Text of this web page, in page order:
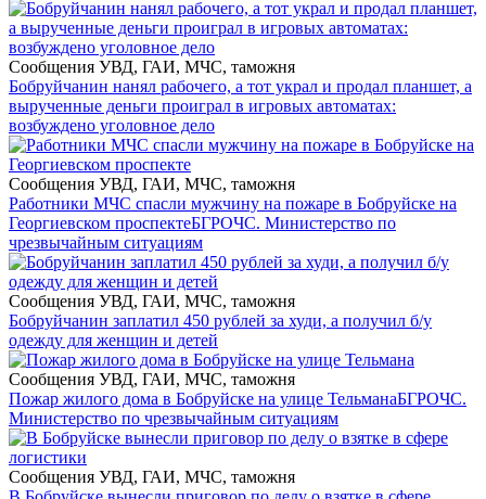
Сообщения УВД, ГАИ, МЧС, таможня
Бобруйчанин нанял рабочего, а тот украл и продал планшет, а
вырученные деньги проиграл в игровых автоматах:
возбуждено уголовное дело
Сообщения УВД, ГАИ, МЧС, таможня
Работники МЧС спасли мужчину на пожаре в Бобруйске на
Георгиевском проспектеБГРОЧС. Министерство по
чрезвычайным ситуациям
Сообщения УВД, ГАИ, МЧС, таможня
Бобруйчанин заплатил 450 рублей за худи, а получил б/у
одежду для женщин и детей
Сообщения УВД, ГАИ, МЧС, таможня
Пожар жилого дома в Бобруйске на улице ТельманаБГРОЧС.
Министерство по чрезвычайным ситуациям
Сообщения УВД, ГАИ, МЧС, таможня